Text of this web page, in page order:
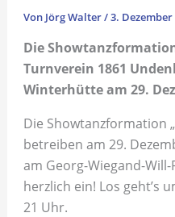
Von Jörg Walter/3. Dezember
Die
Turnverein 1861
Winterhütte am 29.
Die Showtanzformation
betreiben am 29.
am Georg-Wiegand-
herzlich ein! Los geht’s
21 Uhr.